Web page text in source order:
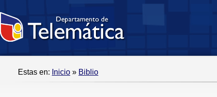
Estas en: Inicio » Biblio